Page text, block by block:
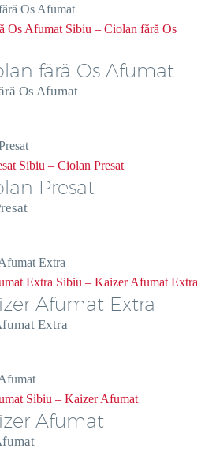
Os Afumat Sibiu – Ciolan fără Os
fără Os Afumat
Os Afumat
Sibiu – Ciolan Presat
Presat
Extra Sibiu – Kaizer Afumat Extra
Afumat Extra
Extra
Sibiu – Kaizer Afumat
Afumat